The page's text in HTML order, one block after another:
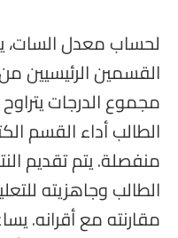
لحساب معدل السات،
الطالب أداء القسم
منفصلة. يتم تقديم
الطالب وجاهزيته
مقارنته مع أقرانه.